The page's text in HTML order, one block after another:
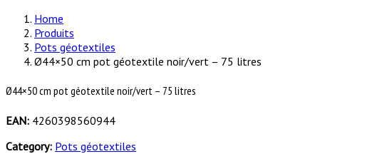
Home
Produits
Pots géotextiles
Ø44×50 cm pot géotextile noir/vert – 75 litres
Ø44×50 cm pot géotextile noir/vert – 75 litres
EAN: 4260398560944
Category: Pots géotextiles